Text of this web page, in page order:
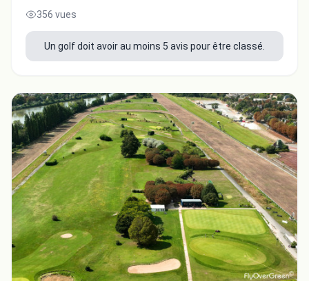
356 vues
Un golf doit avoir au moins 5 avis pour être classé.